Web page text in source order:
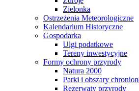
Zielonka
Ostrzeżenia Meteorologiczne
Kalendarium Historyczne
Gospodarka
Ulgi podatkowe
Tereny inwestycyjne
Formy ochrony przyrody
Natura 2000
Parki i obszary
Rezerwaty przyrody